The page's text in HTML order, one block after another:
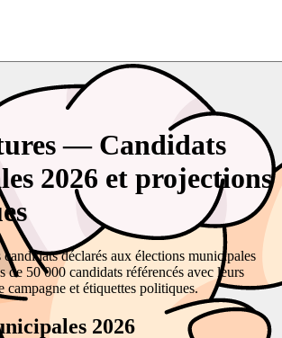
— Candidats
2026 et projections
déclarés aux élections municipales
de 50 000 candidats référencés avec leurs
campagne et étiquettes politiques.
2026